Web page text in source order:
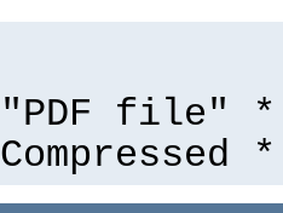
"PDF file"